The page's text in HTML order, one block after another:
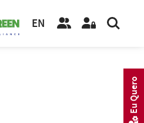
EN
Eu Quero